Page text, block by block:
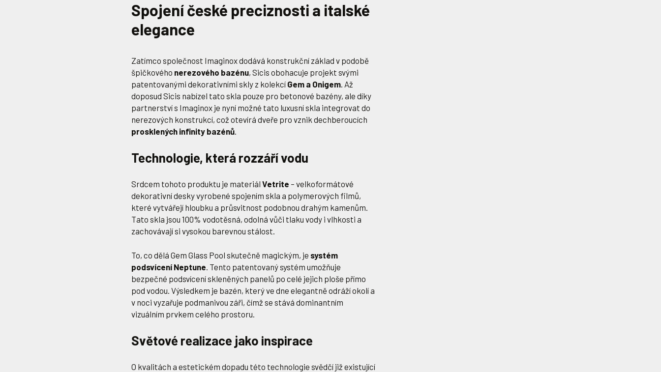
Spojení české preciznosti a italské
elegance
Zatímco společnost Imaginox dodává konstrukční základ v podobě
špičkového nerezového bazénu, Sicis obohacuje projekt svými
patentovanými dekorativními skly z kolekcí Gem a Onigem. Až
doposud Sicis nabízel tato skla pouze pro betonové bazény, ale díky
partnerství s Imaginox je nyní možné tato luxusní skla integrovat do
nerezových konstrukcí, což otevírá dveře pro vznik dechberoucích
prosklených infinity bazénů.
Technologie, která rozzáří vodu
Srdcem tohoto produktu je materiál Vetrite – velkoformátové
dekorativní desky vyrobené spojením skla a polymerových filmů,
které vytvářejí hloubku a průsvitnost podobnou drahým kamenům.
Tato skla jsou 100% vodotěsná, odolná vůči tlaku vody i vlhkosti a
zachovávají si vysokou barevnou stálost.
To, co dělá Gem Glass Pool skutečně magickým, je systém
podsvícení Neptune. Tento patentovaný systém umožňuje
bezpečné podsvícení skleněných panelů po celé jejich ploše přímo
pod vodou. Výsledkem je bazén, který ve dne elegantně odráží okolí a
v noci vyzařuje podmanivou záři, čímž se stává dominantním
vizuálním prvkem celého prostoru.
Světové realizace jako inspirace
O kvalitách a estetickém dopadu této technologie svědčí již existující